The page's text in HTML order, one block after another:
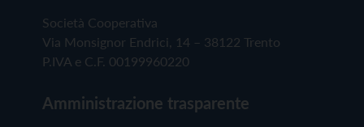
Società Cooperativa
Via Monsignor Endrici, 14 – 38122 Trento
P.IVA e C.F. 00199960220
Amministrazione trasparente